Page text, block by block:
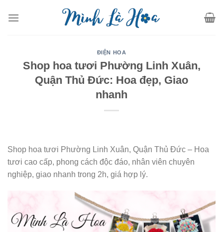
ĐIỆN HOA
Shop hoa tươi Phường Linh Xuân,
Quận Thủ Đức: Hoa đẹp, Giao
nhanh
Shop hoa tươi Phường Linh Xuân, Quận Thủ Đức – Hoa
tươi cao cấp, phong cách độc đáo, nhân viên chuyên
nghiệp, giao nhanh trong 2h, giá hợp lý.